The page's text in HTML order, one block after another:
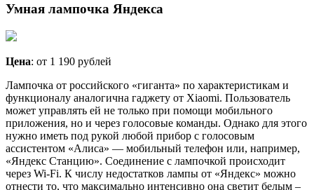
Умная лампочка Яндекса
Цена: от 1 190 рублей
Лампочка от российского «гиганта» по характеристикам и
функционалу аналогична гаджету от Xiaomi. Пользователь
может управлять ей не только при помощи мобильного
приложения, но и через голосовые команды. Однако для этого
нужно иметь под рукой любой прибор с голосовым
ассистентом «Алиса» — мобильный телефон или, например,
«Яндекс Станцию». Соединение с лампочкой происходит
через Wi-Fi. К числу недостатков лампы от «Яндекс» можно
отнести то, что максимально интенсивно она светит белым –